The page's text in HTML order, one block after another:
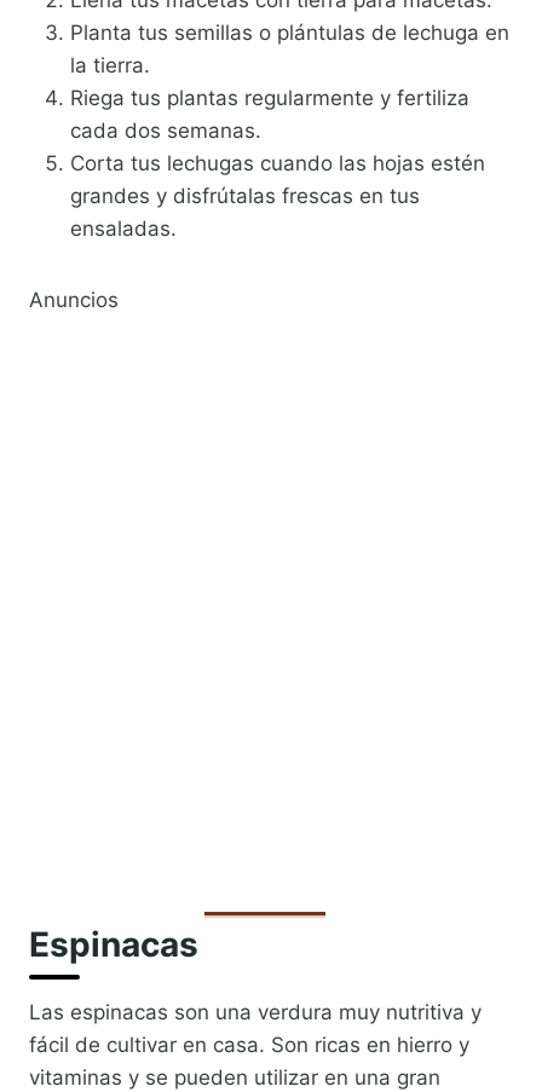
Planta tus semillas o plántulas de lechuga en
la tierra.
Riega tus plantas regularmente y fertiliza
cada dos semanas.
Corta tus lechugas cuando las hojas estén
grandes y disfrútalas frescas en tus
ensaladas.
Anuncios
Espinacas
Las espinacas son una verdura muy nutritiva y
fácil de cultivar en casa. Son ricas en hierro y
vitaminas y se pueden utilizar en una gran